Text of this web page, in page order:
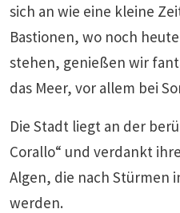
sich an wie eine kleine
Bastionen, wo noch
stehen, genießen wir
das Meer, vor allem bei
Die Stadt liegt an der
Corallo“ und verdankt
Algen, die nach Stürmen
werden.